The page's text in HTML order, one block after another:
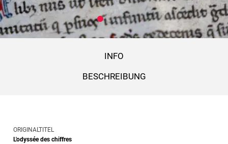
INFO
BESCHREIBUNG
ORIGINALTITEL
L'odyssée des chiffres